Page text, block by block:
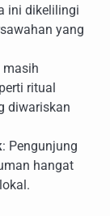
ini dikelilingi
yang
masih
ritual
diwariskan
: Pengunjung
hangat